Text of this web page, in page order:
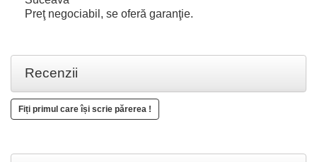
Preţ negociabil, se oferă garanţie.
Recenzii
Fiți primul care își scrie părerea !